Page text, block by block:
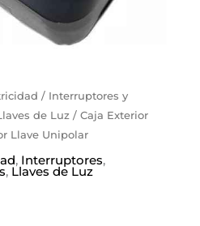
/ Interruptores y
de Luz / Caja Exterior
Llave Unipolar
, Interruptores,
, Llaves de Luz